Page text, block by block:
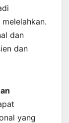
dan
dan
yang